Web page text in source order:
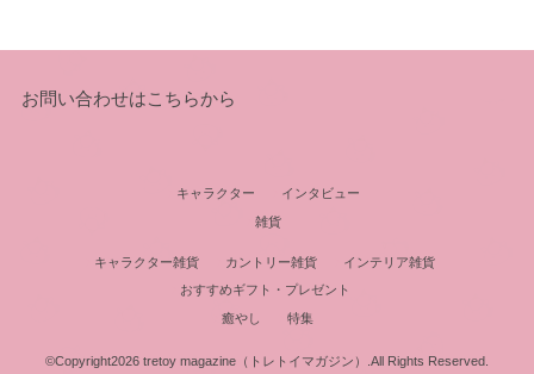
お問い合わせはこちらから
キャラクター
インタビュー
雑貨
キャラクター雑貨 カントリー雑貨
インテリア雑貨
おすすめギフト・プレゼント
癒やし
特集
©Copyright2026 tretoy magazine（トレトイマガジン） .All Rights Reserved.